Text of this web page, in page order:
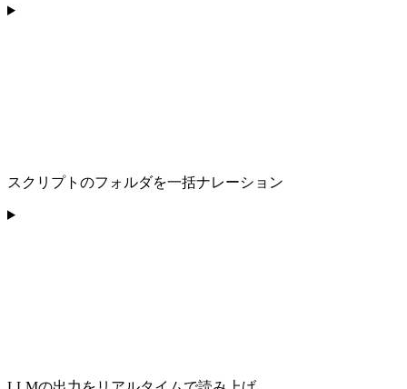
スクリプトのフォルダを一括ナレーション